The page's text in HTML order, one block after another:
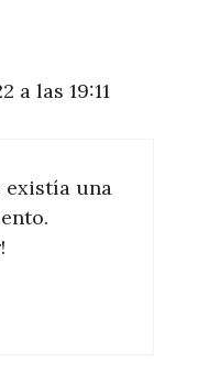
a las 19:11
existía una